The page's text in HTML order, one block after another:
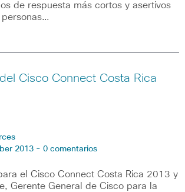
de respuesta más cortos y asertivos
Cisco Connect Costa Rica
2013 - 0 comentarios
el Cisco Connect Costa Rica 2013 y
Gerente General de Cisco para la